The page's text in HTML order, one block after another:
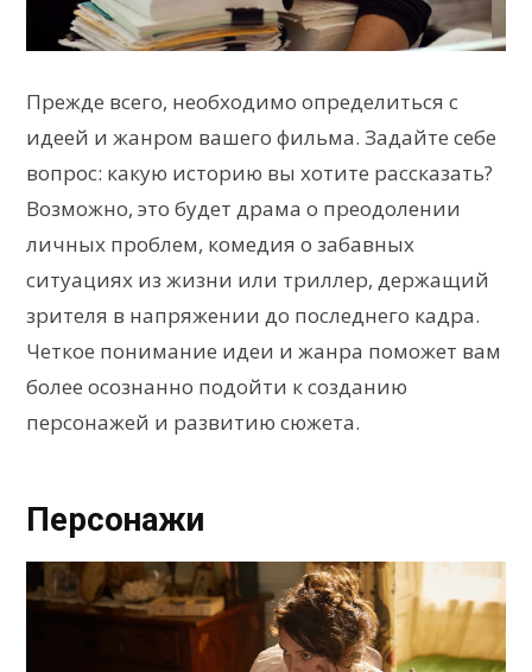
Прежде всего, необходимо определиться с
идеей и жанром вашего фильма. Задайте себе
вопрос: какую историю вы хотите рассказать?
Возможно, это будет драма о преодолении
личных проблем, комедия о забавных
ситуациях из жизни или триллер, держащий
зрителя в напряжении до последнего кадра.
Четкое понимание идеи и жанра поможет вам
более осознанно подойти к созданию
персонажей и развитию сюжета.
Персонажи